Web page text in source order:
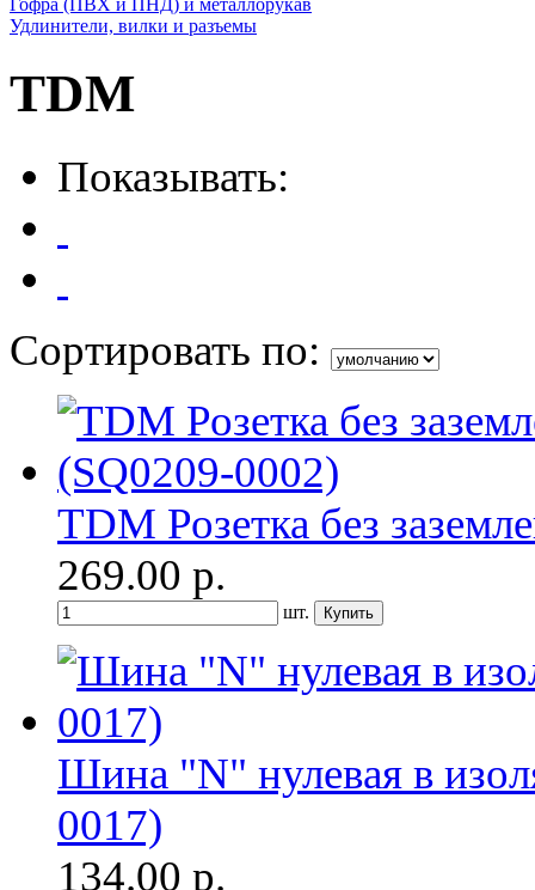
Удлинители, вилки и разъемы
TDM
Показывать:
Сортировать по:
TDM Розетка без
269.00 р.
шт.
Шина "N" нулевая в
0017)
134.00 р.